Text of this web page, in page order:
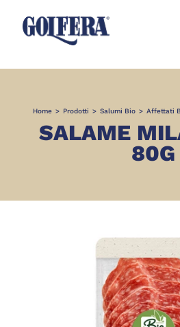
Home > Prodotti > Salumi Bio > Affettati
SALAME
80G